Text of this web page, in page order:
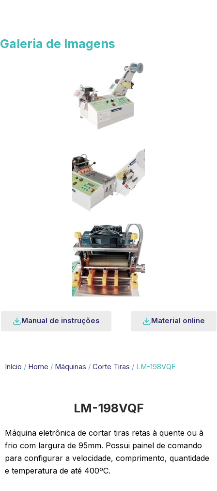
Galeria de Imagens
Manual de instruções Material online
Início / Home / Máquinas / Corte Tiras / LM-198VQF
LM-198VQF
Máquina eletrônica de cortar tiras retas à quente ou à
frio com largura de 95mm. Possui painel de comando
para configurar a velocidade, comprimento, quantidade
e temperatura de até 400ºC.